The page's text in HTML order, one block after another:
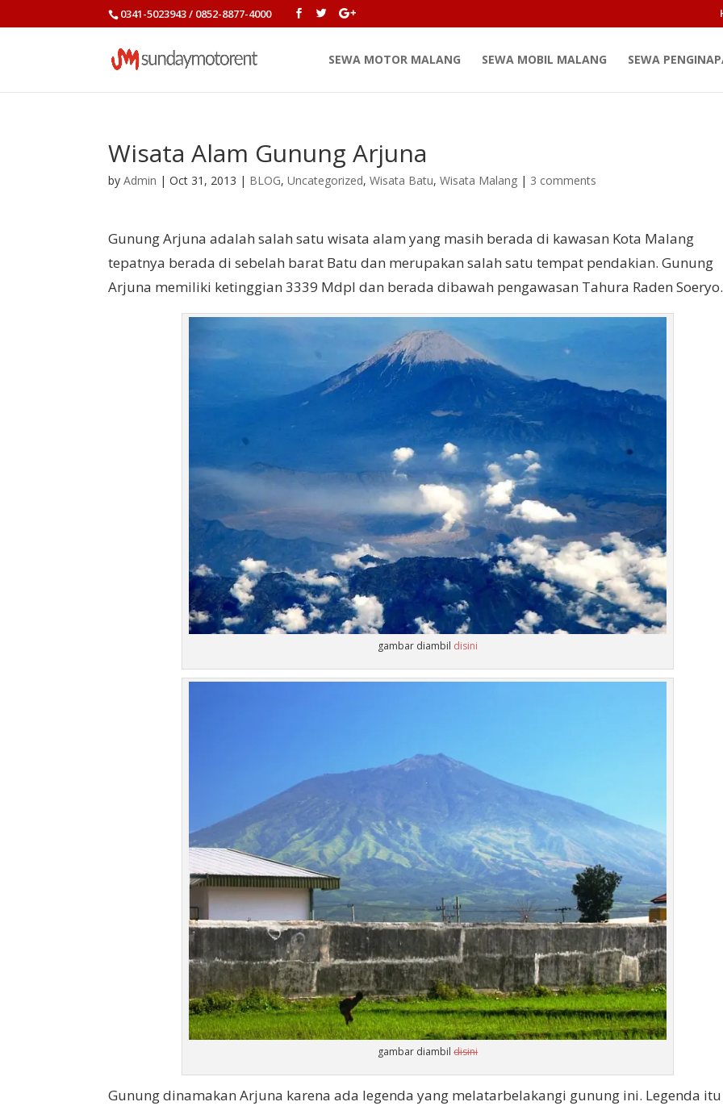
0341-5023943 / 0852-8877-4000
SEWA MOTOR MALANG SEWA MOBIL MALANG SEWA
Wisata Alam Gunung Arjuna
byAdmin |Oct 31, 2013 | BLOG,Uncategorized,Wisata Batu,Wisata Malang | 3 comments
Gunung Arjuna adalah salah satu wisata alam yang masih berada di kawasan Kota Malang
tepatnya berada di sebelah barat Batu dan merupakan salah satu tempat pendakian. Gunung
Arjuna memiliki ketinggian 3339 Mdpl dan berada dibawah pengawasan Tahura Raden Soeryo.
gambar diambil disini
gambar diambildisini
Gunung dinamakan Arjuna karena ada legenda yang melatarbelakangi gunung ini. Legenda itu